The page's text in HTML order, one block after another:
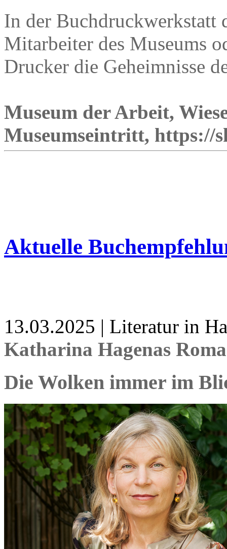
In der Buchdruckwerkstatt
Mitarbeiter des Museums
Drucker die Geheimnisse
Museum der Arbeit,
Museumseintritt, https://
Aktuelle
13.03.2025 | Literatur in
Katharina Hagenas
Die Wolken immer im